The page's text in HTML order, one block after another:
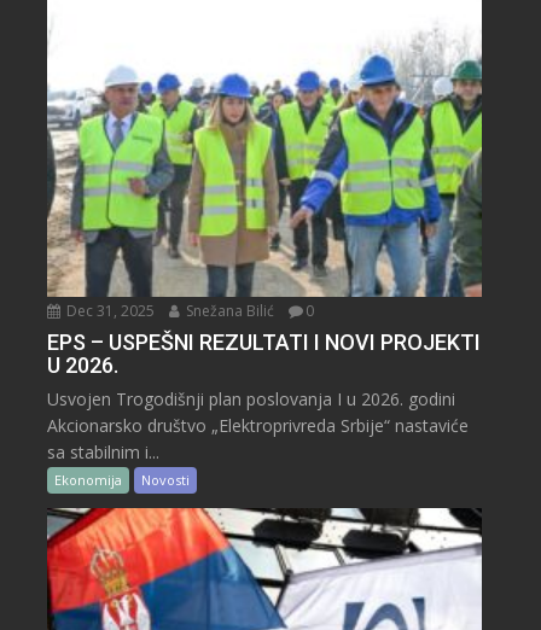
Dec 31, 2025 Snežana Bilić 0
EPS – USPEŠNI REZULTATI I NOVI PROJEKTI
U 2026.
Usvojen Trogodišnji plan poslovanja I u 2026. godini
Akcionarsko društvo „Elektroprivreda Srbije“ nastaviće
sa stabilnim i...
Ekonomija Novosti